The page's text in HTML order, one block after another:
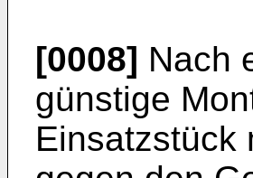
[0008] Nach
günstige
Einsatzstück